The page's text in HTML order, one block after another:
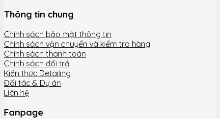
Thông tin chung
Chính sách bảo mật thông tin
Chính sách vận chuyển và kiểm tra hàng
Chính sách thanh toán
Chính sách đổi trả
Kiến thức Detailing
Đối tác & Dự án
Liên hệ
Fanpage